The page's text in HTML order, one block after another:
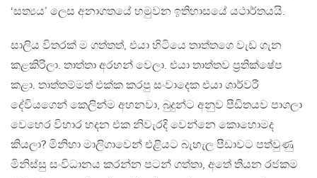
‘සත්‍යය’ ලෙස අනාගතයේ හමුවන ඉතිහාසයේ යථාර්තයයි.
සාලිය විතරක් ම ගත්තත්, එයා හිටියෙ තාත්තගෙ වැඩ ගැන
කළකිරිලා. තාත්තා අරහන් වෙලා. එයා තාත්තව ප්‍රතික්ෂේප
කළා. තාත්තම්මත් එක්ක කරපු සංවාදෙක එයා ශාර්වරී
දේවියගෙන් කෙලින්ම අහනවා, බුදුන්ට අනුව පීඩිතයව පාගලා
වෙහෙර විහාර හදන එක නිවැරදි වෙන්නෙ කොහොමද
කියලා? මිනිහා මාලිගාවෙන් එළියට බැහැල පීඩාවට පත්වුණු
මිනිස්සු සංවිධානය කරන්න පටන් ගත්තා, අතේ තියන රජකම